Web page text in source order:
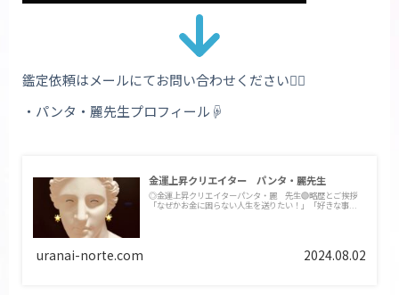
鑑定依頼はメールにてお問い合わせください💁‍♀️
・パンタ・麗先生プロフィール☟
金運上昇クリエイター パンタ・麗先生
◎金運上昇クリエイターパンタ・麗 先生🟣略歴とご挨拶
「なぜかお金に困らない人生を送りたい！」「好きな事...
uranai-norte.com 2024.08.02